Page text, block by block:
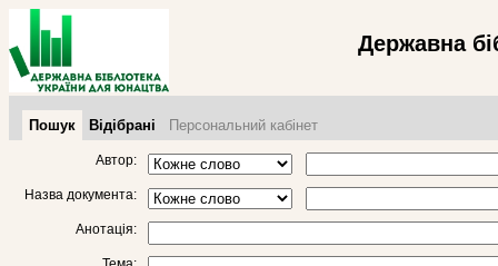
Державна
Пошук Відібрані Персональний кабінет
Автор:
Назва документа:
Анотація: